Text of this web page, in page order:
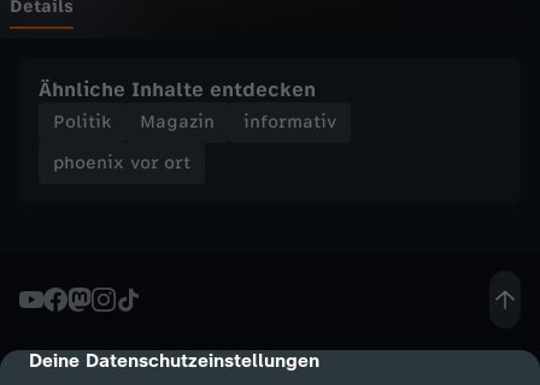
cmp-dialog-description
Deine Datenschutzeinstellungen
t
V
s
t
Details
Ähnliche Inhalte entdecken
Politik Magazin
informativ
phoenix vor ort